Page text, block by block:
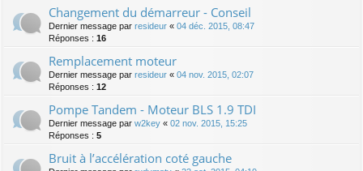
Changement du démarreur - Conseil
Dernier message par resideur « 04 déc. 2015, 08:47
Réponses : 16
Remplacement moteur
Dernier message par resideur « 04 nov. 2015, 02:07
Réponses : 12
Pompe Tandem - Moteur BLS 1.9 TDI
Dernier message par w2key « 02 nov. 2015, 15:25
Réponses : 5
Bruit à l’accélération coté gauche